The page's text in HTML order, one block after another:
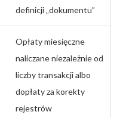
definicji „dokumentu”
Opłaty miesięczne
naliczane niezależnie od
liczby transakcji albo
dopłaty za korekty
rejestrów